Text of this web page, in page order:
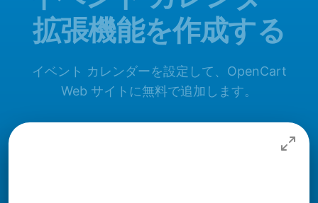
拡張機能を作成する
イベント カレンダーを設定して、OpenCart
Web サイトに無料で追加します。